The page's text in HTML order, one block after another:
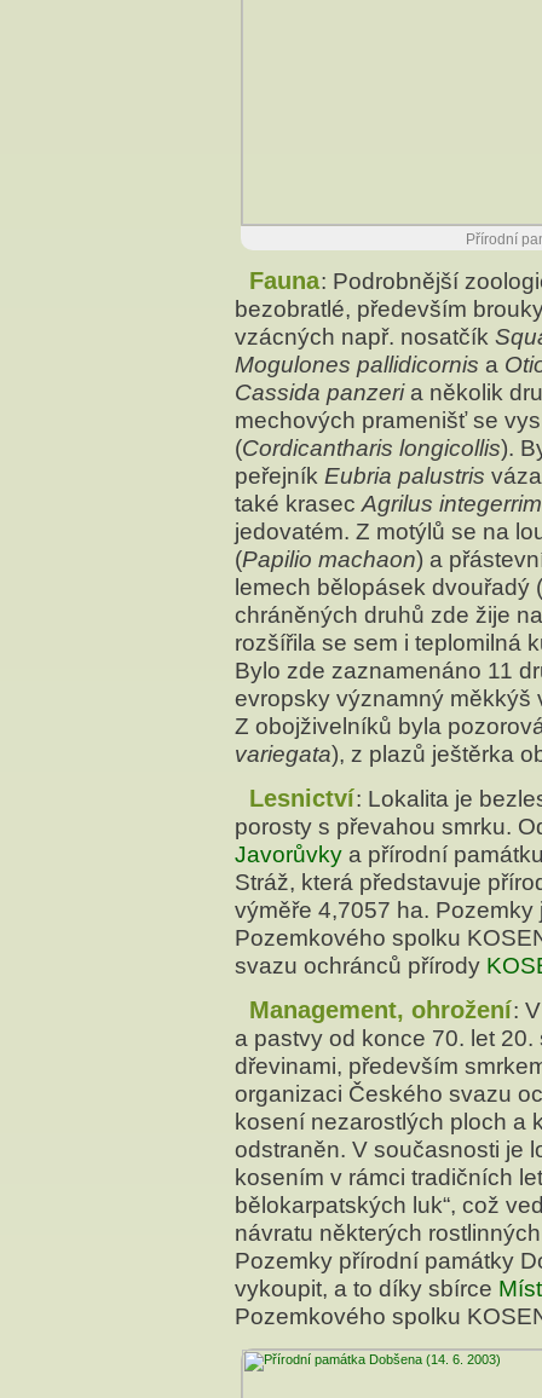
Přírodní
Fauna: Podrobnější
bezobratlé, především
vzácných např. nosatčík
Mogulones pallidicornis a
Cassida panzeria několik
mechových pramenišť se
(Cordicantharis longicollis).
peřejník Eubria palustris
také krasec Agrilus
jedovatém. Z motýlů se na
(Papilio machaon) a
lemech bělopásek dvouřadý (
chráněných druhů zde žije
rozšířila se sem i teplomilná
Bylo zde zaznamenáno 11
evropsky významný měkkýš
Z obojživelníků byla
variegata), z plazů ještěrka
Lesnictví: Lokalita je
porosty s převahou smrku.
Javorůvky a přírodní
Stráž, která představuje
výměře 4,7057 ha.
Pozemkového spolku
svazu ochránců přírody
Management, ohrožení:
a pastvy od konce 70. let
dřevinami, především
organizaci Českého svazu
kosení nezarostlých ploch a
odstraněn. V současnosti je
kosením v rámci tradičních
bělokarpatských luk“, což
návratu některých
Pozemky přírodní památky
vykoupit, a to díky sbírce
Pozemkového spolku